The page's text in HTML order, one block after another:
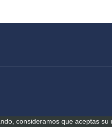
consideramos que aceptas su